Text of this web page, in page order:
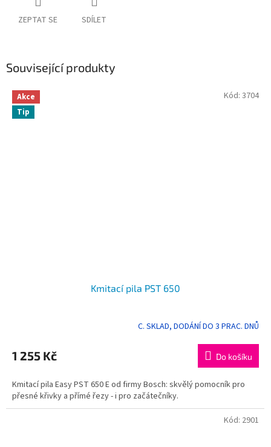
ZEPTAT SE SDÍLET
Související produkty
Akce
Tip
Kmitací pila PST 650
produktu
je
z
5
hvězdiček.
C. SKLAD, DODÁNÍ DO 3 PRAC. DNŮ
1 255 Kč Do košíku
Kmitací pila Easy PST 650 E od firmy Bosch: skvělý pomocník pro
přesné křivky a přímé řezy - i pro začátečníky.
Kód: 3704
Kód: 2901